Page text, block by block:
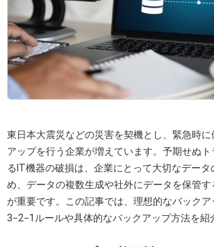
東日本大震災などの災害を契機とし、緊急時に
アップを行う企業が増えています。予期せぬト
るIT機器の破損は、企業にとって大切なデータ
め、データの複数生成や社外にデータを保管す
が重要です。この記事では、理想的なバックア
3−2−1ルールや具体的なバックアップ方法を紹